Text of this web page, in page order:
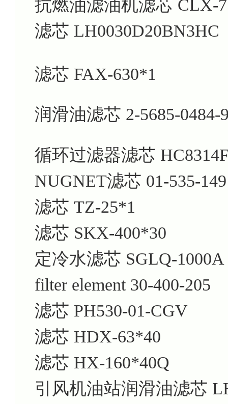
抗燃油滤油机滤芯 CLX-
滤芯 LH0030D20BN3HC
滤芯 FAX-630*1
润滑油滤芯 2-5685-0484-
循环过滤器滤芯
NUGNET滤芯 01-535-149
滤芯 TZ-25*1
滤芯 SKX-400*30
定冷水滤芯 SGLQ-1000A
filter element 30-400-205
滤芯 PH530-01-CGV
滤芯 HDX-63*40
滤芯 HX-160*40Q
引风机油站润滑油滤芯